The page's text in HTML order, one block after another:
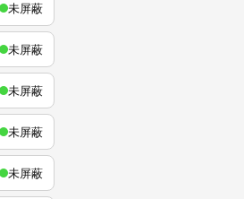
未屏蔽
未屏蔽
未屏蔽
未屏蔽
未屏蔽